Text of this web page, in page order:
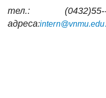
тел.:
адреса: